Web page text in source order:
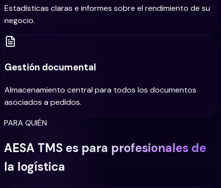
Estadísticas claras e informes sobre el rendimiento de su
negocio.
Gestión documental
Almacenamiento central para todos los documentos
asociados a pedidos.
PARA QUIÉN
AESA TMS es para profesionales de
la logística